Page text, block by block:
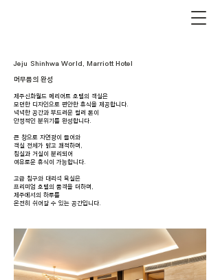
Jeju Shinhwa World, Marriott Hotel
머무름의 완성
제주신화월드 메리어트 호텔의 객실은
모던한 디자인으로 편안한 휴식을 제공합니다.
넉넉한 공간과 부드러운 컬러 톤이
안정적인 분위기를 완성합니다.
큰 창으로 자연광이 들어와
객실 전체가 밝고 쾌적하며,
침실과 거실이 분리되어
여유로운 휴식이 가능합니다.
고급 침구와 대리석 욕실은
프리미엄 호텔의 품격을 더하며,
제주에서의 하루를
온전히 쉬어갈 수 있는 공간입니다.